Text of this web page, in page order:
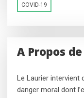
COVID-19
A Propos
Le Laurier intervient
danger moral dont